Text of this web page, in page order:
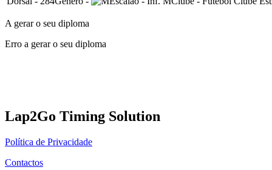
A gerar o seu diploma
Erro a gerar o seu diploma
Lap2Go Timing Solution
Política de Privacidade
Contactos